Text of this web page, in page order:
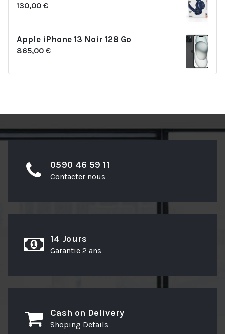
130,00 €
Apple iPhone 13 Noir 128 Go
865,00 €
0590 46 59 11
Contacter nous
14 Jours
Garantie 2 ans
Cash on Delivery
Shoping Details